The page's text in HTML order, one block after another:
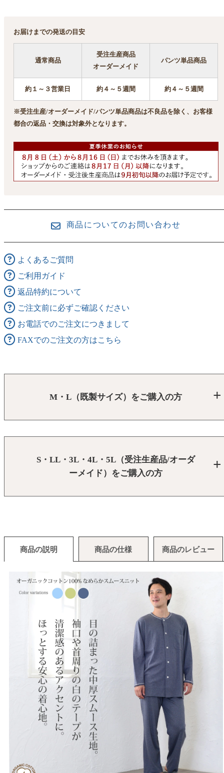
お届けまでの発送の目安
通常商品
受注生産商品
オーダーメイド
パンツ単品商品
約１～３営業日 約４～５週間 約４～５週間
※受注生産/オーダーメイド/パンツ単品商品は不良品を除く、お客様
都合の返品・交換は対象外となります。
商品についてのお問い合わせ
よくあるご質問
ご利用ガイド
返品特約について
ご注文前に必ずご確認ください
お電話でのご注文につきまして
FAXでのご注文の方はこちら
M・L（既製サイズ）をご購入の方
S・LL・3L・4L・5L（受注生産品/オーダ
ーメイド）をご購入の方
商品の説明 商品の仕様 商品のレビュー